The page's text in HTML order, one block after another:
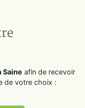
Saine afin de recevoir
de votre choix :